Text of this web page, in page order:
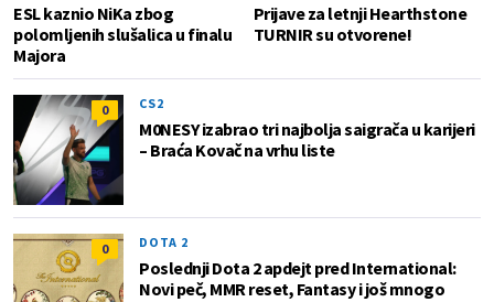
ESL kaznio NiKa zbog
polomljenih slušalica u finalu
Majora
Prijave za letnji Hearthstone
TURNIR su otvorene!
0 CS2
M0NESY izabrao tri najbolja saigrača u karijeri
– Braća Kovač na vrhu liste
0 DOTA 2
Poslednji Dota 2 apdejt pred International:
Novi peč, MMR reset, Fantasy i još mnogo